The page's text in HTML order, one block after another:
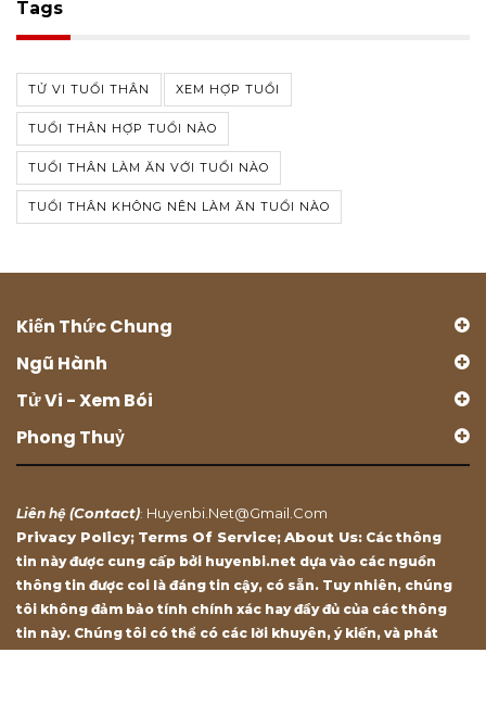
Tags
TỬ VI TUỔI THÂN XEM HỢP TUỔI
TUỔI THÂN HỢP TUỔI NÀO
TUỔI THÂN LÀM ĂN VỚI TUỔI NÀO
TUỔI THÂN KHÔNG NÊN LÀM ĂN TUỔI NÀO
Kiến Thức Chung
Ngũ Hành
Tử Vi - Xem Bói
Phong Thuỷ
Liên hệ (Contact): Huyenbi.net@gmail.com
Privacy Policy; Terms Of Service; About Us: Các thông
tin này được cung cấp bởi huyenbi.net dựa vào các nguồn
thông tin được coi là đáng tin cậy, có sẵn. Tuy nhiên, chúng
tôi không đảm bảo tính chính xác hay đầy đủ của các thông
tin này. Chúng tôi có thể có các lời khuyên, ý kiến, và phát